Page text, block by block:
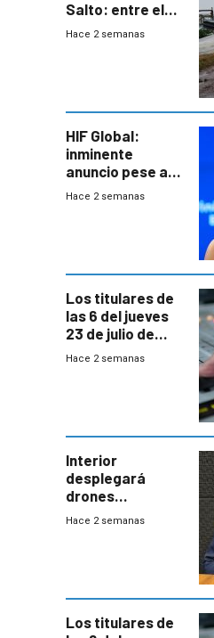
Salto: entre el
impacto
Hace 2 semanas
HIF Global:
inminente
anuncio pese a
declaración de
gobierno
Hace 2 semanas
Los titulares de
las 6 del jueves
23 de julio de
2026
Hace 2 semanas
Interior
desplegará
drones
autónomos para
Hace 2 semanas
Los titulares de